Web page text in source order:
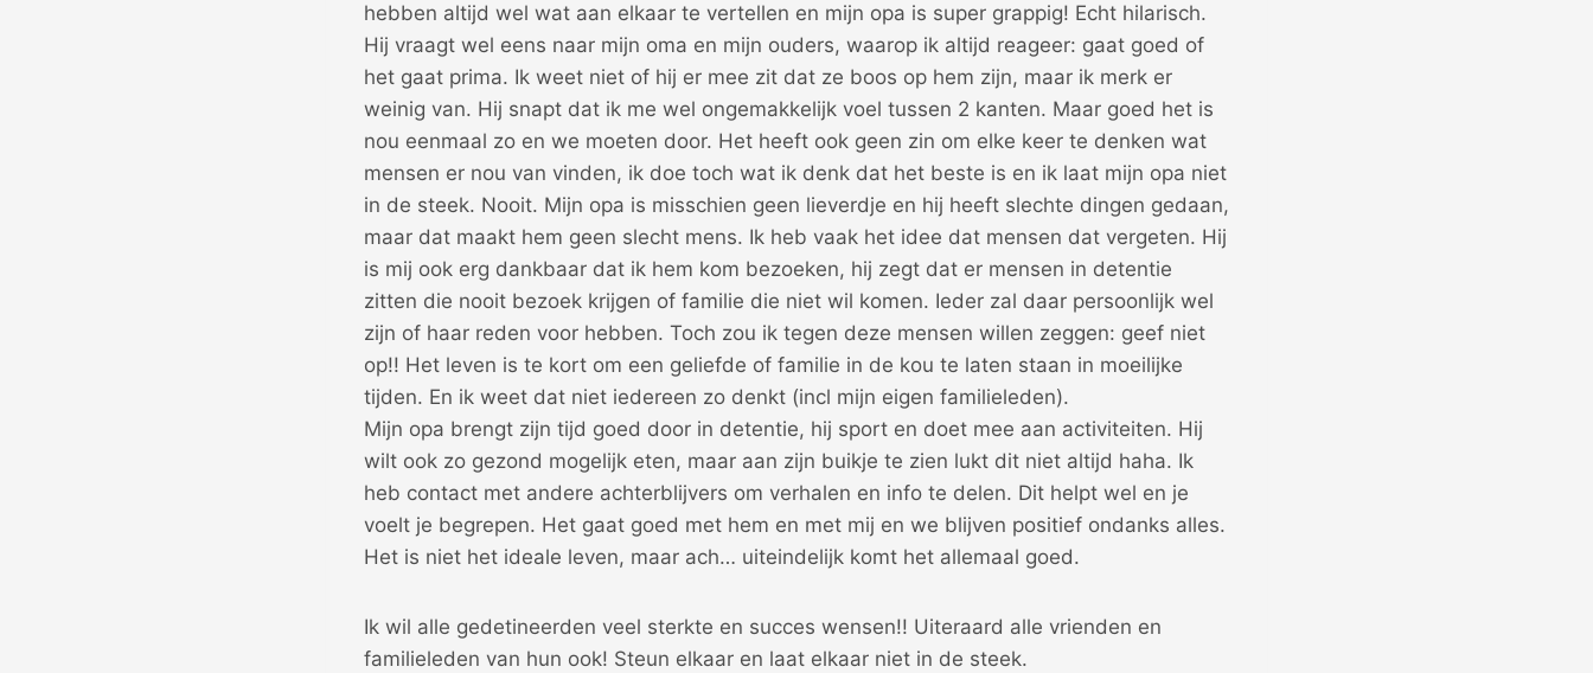
hebben altijd wel wat aan elkaar te vertellen en mijn opa is super grappig! Echt hilarisch.
Hij vraagt wel eens naar mijn oma en mijn ouders, waarop ik altijd reageer: gaat goed of
het gaat prima. Ik weet niet of hij er mee zit dat ze boos op hem zijn, maar ik merk er
weinig van. Hij snapt dat ik me wel ongemakkelijk voel tussen 2 kanten. Maar goed het is
nou eenmaal zo en we moeten door. Het heeft ook geen zin om elke keer te denken wat
mensen er nou van vinden, ik doe toch wat ik denk dat het beste is en ik laat mijn opa niet
in de steek. Nooit. Mijn opa is misschien geen lieverdje en hij heeft slechte dingen gedaan,
maar dat maakt hem geen slecht mens. Ik heb vaak het idee dat mensen dat vergeten. Hij
is mij ook erg dankbaar dat ik hem kom bezoeken, hij zegt dat er mensen in detentie
zitten die nooit bezoek krijgen of familie die niet wil komen. Ieder zal daar persoonlijk wel
zijn of haar reden voor hebben. Toch zou ik tegen deze mensen willen zeggen: geef niet
op!! Het leven is te kort om een geliefde of familie in de kou te laten staan in moeilijke
tijden. En ik weet dat niet iedereen zo denkt (incl mijn eigen familieleden).
Mijn opa brengt zijn tijd goed door in detentie, hij sport en doet mee aan activiteiten. Hij
wilt ook zo gezond mogelijk eten, maar aan zijn buikje te zien lukt dit niet altijd haha. Ik
heb contact met andere achterblijvers om verhalen en info te delen. Dit helpt wel en je
voelt je begrepen. Het gaat goed met hem en met mij en we blijven positief ondanks alles.
Het is niet het ideale leven, maar ach… uiteindelijk komt het allemaal goed.
Ik wil alle gedetineerden veel sterkte en succes wensen!! Uiteraard alle vrienden en
familieleden van hun ook! Steun elkaar en laat elkaar niet in de steek.